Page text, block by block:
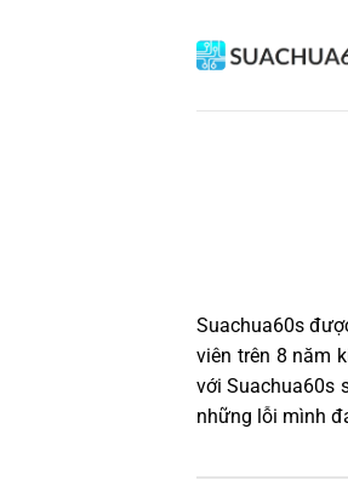
Suachua60s
viên trên 8 năm
với Suachua60s
những lỗi mình